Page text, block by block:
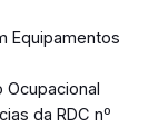
Equipamentos
Ocupacional
da RDC nº